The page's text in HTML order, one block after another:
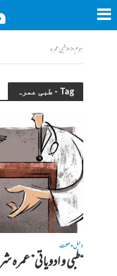
ہوم<<طبی عمرہ
Tag - طبی عمرہ
دلیل•صحت
“طبی و ادویاتی” عمرہ